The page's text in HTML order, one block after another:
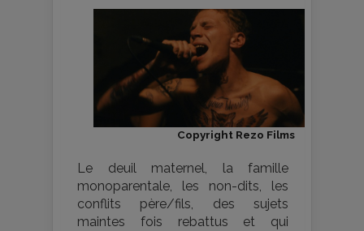
Copyright Rezo Films
Le deuil maternel, la famille
monoparentale, les non-dits, les
conflits père/fils, des sujets
maintes fois rebattus et qui